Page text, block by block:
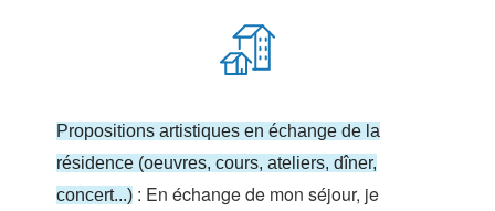
Propositions artistiques en échange de la
résidence (oeuvres, cours, ateliers, dîner,
concert...) : En échange de mon séjour, je